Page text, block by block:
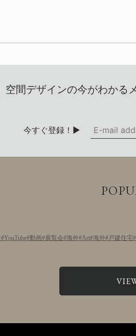
空間デザインの今がわか
今すぐ登録！▶
YouTube 動画 展覧会 海外 Art 海外 戸建住宅